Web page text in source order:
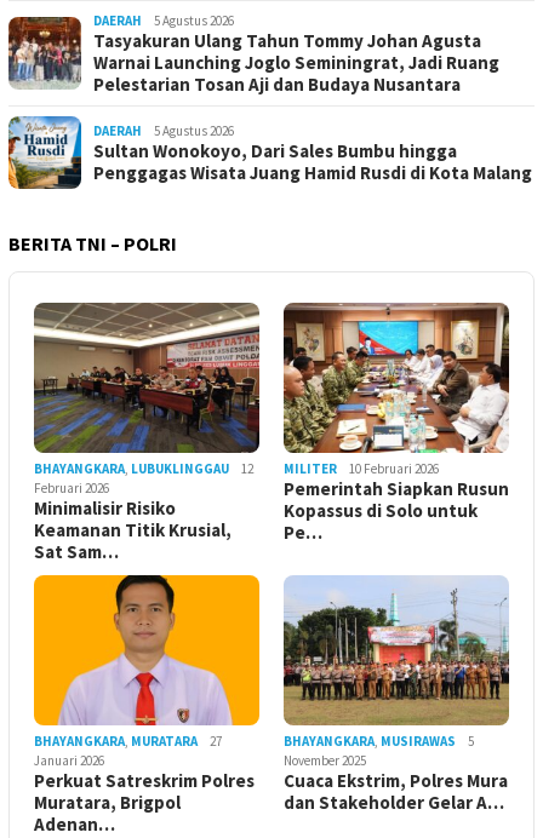
DAERAH 5 Agustus 2026
Tasyakuran Ulang Tahun Tommy Johan Agusta
Warnai Launching Joglo Seminingrat, Jadi Ruang
Pelestarian Tosan Aji dan Budaya Nusantara
DAERAH 5 Agustus 2026
Sultan Wonokoyo, Dari Sales Bumbu hingga
Penggagas Wisata Juang Hamid Rusdi di Kota Malang
BERITA TNI – POLRI
BHAYANGKARA, LUBUKLINGGAU
12
Februari 2026
Minimalisir Risiko
Keamanan Titik Krusial,
Sat Sam…
MILITER 10 Februari 2026
Pemerintah Siapkan Rusun
Kopassus di Solo untuk
Pe…
BHAYANGKARA, MURATARA
27
Januari 2026
Perkuat Satreskrim Polres
Muratara, Brigpol
Adenan…
BHAYANGKARA, MUSIRAWAS
5
November 2025
Cuaca Ekstrim, Polres Mura
dan Stakeholder Gelar A…